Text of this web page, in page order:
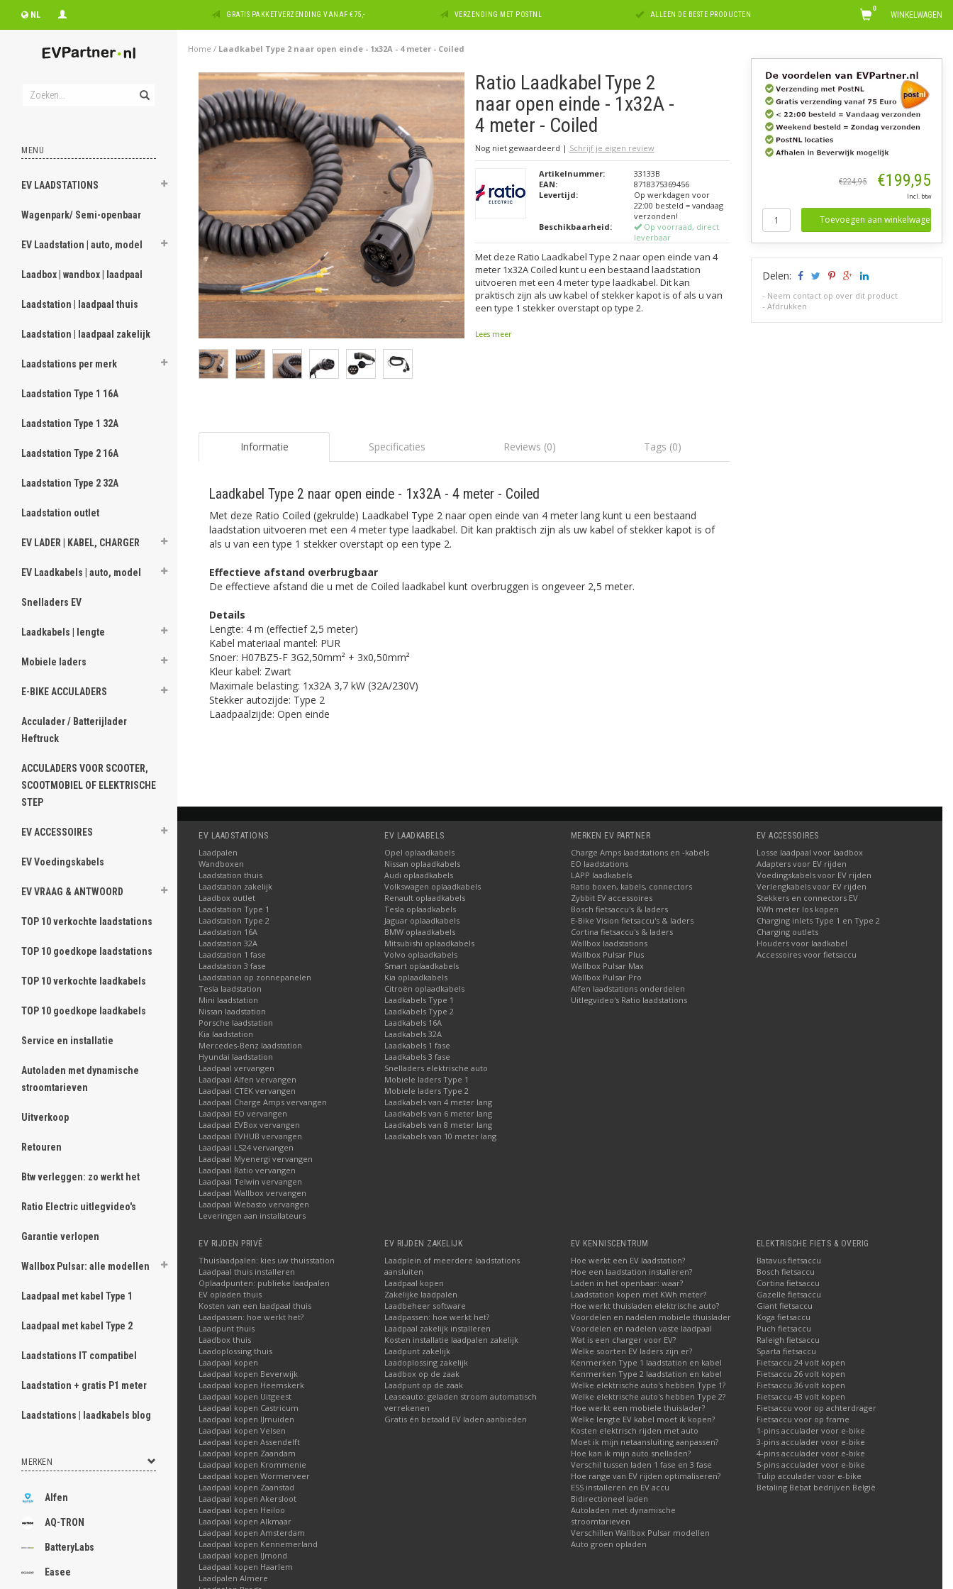
NL GRATIS PAKKETVERZENDING VANAF €75,- VERZENDING MET POSTNL ALLEEN DE BESTE PRODUCTEN WINKELWAGEN
0
MENU
EV LAADSTATIONS
Wagenpark/ Semi-openbaar
EV Laadstation | auto, model
Laadbox | wandbox | laadpaal
Laadstation | laadpaal thuis
Laadstation | laadpaal zakelijk
Laadstations per merk
Laadstation Type 1 16A
Laadstation Type 1 32A
Laadstation Type 2 16A
Laadstation Type 2 32A
Laadstation outlet
EV LADER | KABEL, CHARGER
EV Laadkabels | auto, model
Snelladers EV
Laadkabels | lengte
Mobiele laders
E-BIKE ACCULADERS
Acculader / Batterijlader
Heftruck
ACCULADERS VOOR SCOOTER,
SCOOTMOBIEL OF ELEKTRISCHE
STEP
EV ACCESSOIRES
EV Voedingskabels
EV VRAAG & ANTWOORD
TOP 10 verkochte laadstations
TOP 10 goedkope laadstations
TOP 10 verkochte laadkabels
TOP 10 goedkope laadkabels
Service en installatie
Autoladen met dynamische
stroomtarieven
Uitverkoop
Retouren
Btw verleggen: zo werkt het
Ratio Electric uitlegvideo's
Garantie verlopen
Wallbox Pulsar: alle modellen
Laadpaal met kabel Type 1
Laadpaal met kabel Type 2
Laadstations IT compatibel
Laadstation + gratis P1 meter
Laadstations | laadkabels blog
MERKEN
Alfen
AQ-TRON
BatteryLabs
Easee
Home / Laadkabel Type 2 naar open einde - 1x32A - 4 meter - Coiled
Ratio Laadkabel Type 2
naar open einde - 1x32A -
4 meter - Coiled
Nog niet gewaardeerd | Schrijf je eigen review
Artikelnummer:
33133B
EAN:
8718375369456
Levertijd:
Op werkdagen voor
22:00 besteld = vandaag
verzonden!
Beschikbaarheid:
Op voorraad, direct
leverbaar
Met deze Ratio Laadkabel Type 2 naar open einde van 4
meter 1x32A Coiled kunt u een bestaand laadstation
uitvoeren met een 4 meter type laadkabel. Dit kan
praktisch zijn als uw kabel of stekker kapot is of als u van
een type 1 stekker overstapt op type 2.
Lees meer
Informatie Specificaties Reviews (0) Tags (0)
Laadkabel Type 2 naar open einde - 1x32A - 4 meter - Coiled
Met deze Ratio Coiled (gekrulde) Laadkabel Type 2 naar open einde van 4 meter lang kunt u een bestaand
laadstation uitvoeren met een 4 meter type laadkabel. Dit kan praktisch zijn als uw kabel of stekker kapot is of
als u van een type 1 stekker overstapt op een type 2.
Effectieve afstand overbrugbaar
De effectieve afstand die u met de Coiled laadkabel kunt overbruggen is ongeveer 2,5 meter.
Details
Lengte: 4 m (effectief 2,5 meter)
Kabel materiaal mantel: PUR
Snoer: H07BZ5-F 3G2,50mm² + 3x0,50mm²
Kleur kabel: Zwart
Maximale belasting: 1x32A 3,7 kW (32A/230V)
Stekker autozijde: Type 2
Laadpaalzijde: Open einde
€224,95 €199,95
Incl. btw
Toevoegen aan winkelwagen
Delen:
- Neem contact op over dit product
-Afdrukken
EV LAADSTATIONS
Laadpalen
Wandboxen
Laadstation thuis
Laadstation zakelijk
Laadbox outlet
Laadstation Type 1
Laadstation Type 2
Laadstation 16A
Laadstation 32A
Laadstation 1 fase
Laadstation 3 fase
Laadstation op zonnepanelen
Tesla laadstation
Mini laadstation
Nissan laadstation
Porsche laadstation
Kia laadstation
Mercedes-Benz laadstation
Hyundai laadstation
Laadpaal vervangen
Laadpaal Alfen vervangen
Laadpaal CTEK vervangen
Laadpaal Charge Amps vervangen
Laadpaal EO vervangen
Laadpaal EVBox vervangen
Laadpaal EVHUB vervangen
Laadpaal LS24 vervangen
Laadpaal Myenergi vervangen
Laadpaal Ratio vervangen
Laadpaal Telwin vervangen
Laadpaal Wallbox vervangen
Laadpaal Webasto vervangen
Leveringen aan installateurs
EV LAADKABELS
Opel oplaadkabels
Nissan oplaadkabels
Audi oplaadkabels
Volkswagen oplaadkabels
Renault oplaadkabels
Tesla oplaadkabels
Jaguar oplaadkabels
BMW oplaadkabels
Mitsubishi oplaadkabels
Volvo oplaadkabels
Smart oplaadkabels
Kia oplaadkabels
Citroën oplaadkabels
Laadkabels Type 1
Laadkabels Type 2
Laadkabels 16A
Laadkabels 32A
Laadkabels 1 fase
Laadkabels 3 fase
Snelladers elektrische auto
Mobiele laders Type 1
Mobiele laders Type 2
Laadkabels van 4 meter lang
Laadkabels van 6 meter lang
Laadkabels van 8 meter lang
Laadkabels van 10 meter lang
MERKEN EV PARTNER
Charge Amps laadstations en -kabels
EO laadstations
LAPP laadkabels
Ratio boxen, kabels, connectors
Zybbit EV accessoires
Bosch fietsaccu's & laders
E-Bike Vision fietsaccu's & laders
Cortina fietsaccu's & laders
Wallbox laadstations
Wallbox Pulsar Plus
Wallbox Pulsar Max
Wallbox Pulsar Pro
Alfen laadstations onderdelen
Uitlegvideo's Ratio laadstations
EV ACCESSOIRES
Losse laadpaal voor laadbox
Adapters voor EV rijden
Voedingskabels voor EV rijden
Verlengkabels voor EV rijden
Stekkers en connectors EV
KWh meter los kopen
Charging inlets Type 1 en Type 2
Charging outlets
Houders voor laadkabel
Accessoires voor fietsaccu
EV RIJDEN PRIVÉ
Thuislaadpalen: kies uw thuisstation
Laadpaal thuis installeren
Oplaadpunten: publieke laadpalen
EV opladen thuis
Kosten van een laadpaal thuis
Laadpassen: hoe werkt het?
Laadpunt thuis
Laadbox thuis
Laadoplossing thuis
Laadpaal kopen
Laadpaal kopen Beverwijk
Laadpaal kopen Heemskerk
Laadpaal kopen Uitgeest
Laadpaal kopen Castricum
Laadpaal kopen IJmuiden
Laadpaal kopen Velsen
Laadpaal kopen Assendelft
Laadpaal kopen Zaandam
Laadpaal kopen Krommenie
Laadpaal kopen Wormerveer
Laadpaal kopen Zaanstad
Laadpaal kopen Akersloot
Laadpaal kopen Heiloo
Laadpaal kopen Alkmaar
Laadpaal kopen Amsterdam
Laadpaal kopen Kennemerland
Laadpaal kopen IJmond
Laadpaal kopen Haarlem
Laadpalen Almere
EV RIJDEN ZAKELIJK
Laadplein of meerdere laadstations
aansluiten
Laadpaal kopen
Zakelijke laadpalen
Laadbeheer software
Laadpassen: hoe werkt het?
Laadpaal zakelijk installeren
Kosten installatie laadpalen zakelijk
Laadpunt zakelijk
Laadoplossing zakelijk
Laadbox op de zaak
Laadpunt op de zaak
Leaseauto: geladen stroom automatisch
verrekenen
Gratis én betaald EV laden aanbieden
EV KENNISCENTRUM
Hoe werkt een EV laadstation?
Hoe een laadstation installeren?
Laden in het openbaar: waar?
Laadstation kopen met KWh meter?
Hoe werkt thuisladen elektrische auto?
Voordelen en nadelen mobiele thuislader
Voordelen en nadelen vaste laadpaal
Wat is een charger voor EV?
Welke soorten EV laders zijn er?
Kenmerken Type 1 laadstation en kabel
Kenmerken Type 2 laadstation en kabel
Welke elektrische auto's hebben Type 1?
Welke elektrische auto's hebben Type 2?
Hoe werkt een mobiele thuislader?
Welke lengte EV kabel moet ik kopen?
Kosten elektrisch rijden met auto
Moet ik mijn netaansluiting aanpassen?
Hoe kan ik mijn auto snelladen?
Verschil tussen laden 1 fase en 3 fase
Hoe range van EV rijden optimaliseren?
ESS installeren en EV accu
Bidirectioneel laden
Autoladen met dynamische
stroomtarieven
Verschillen Wallbox Pulsar modellen
Auto groen opladen
ELEKTRISCHE FIETS & OVERIG
Batavus fietsaccu
Bosch fietsaccu
Cortina fietsaccu
Gazelle fietsaccu
Giant fietsaccu
Koga fietsaccu
Puch fietsaccu
Raleigh fietsaccu
Sparta fietsaccu
Fietsaccu 24 volt kopen
Fietsaccu 26 volt kopen
Fietsaccu 36 volt kopen
Fietsaccu 43 volt kopen
Fietsaccu voor op achterdrager
Fietsaccu voor op frame
1-pins acculader voor e-bike
3-pins acculader voor e-bike
4-pins acculader voor e-bike
5-pins acculader voor e-bike
Tulip acculader voor e-bike
Betaling Bebat bedrijven België